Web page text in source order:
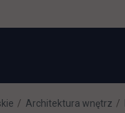
Architektura wnętrz